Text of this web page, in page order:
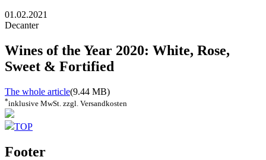
01.02.2021
Decanter
Wines of the Year 2020: White, Rose,
Sweet & Fortified
The whole article(9.44 MB)
*inklusive MwSt. zzgl. Versandkosten
TOP
Footer